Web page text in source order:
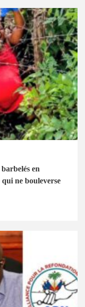
en
ne bouleverse